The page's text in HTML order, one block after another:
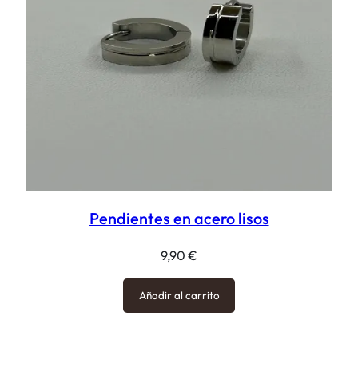
Pendientes en acero lisos
9,90 €
Añadir al carrito